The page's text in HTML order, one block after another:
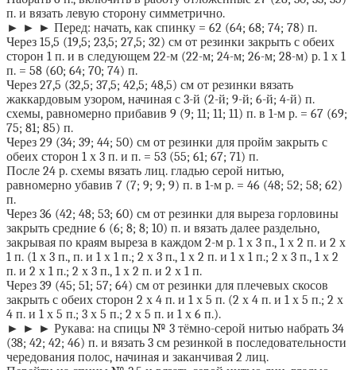
п. и вязать левую сторону симметрично.
► ► ► Перед: начать, как спинку = 62 (64; 68; 74; 78) п.
Через 15,5 (19,5; 23,5; 27,5; 32) см от резинки закрыть с обеих
сторон 1 п. и в следующем 22-м (22-м; 24-м; 26-м; 28-м) р. 1 х 1
п. = 58 (60; 64; 70; 74) п.
Через 27,5 (32,5; 37,5; 42,5; 48,5) см от резинки вязать
жаккардовым узором, начиная с 3-й (2-й; 9-й; 6-й; 4-й) п.
схемы, равномерно прибавив 9 (9; 11; 11; 11) п. в 1-м р. = 67 (69;
75; 81; 85) п.
Через 29 (34; 39; 44; 50) см от резинки для пройм закрыть с
обеих сторон 1 х 3 п. и п. = 53 (55; 61; 67; 71) п.
После 24 р. схемы вязать лиц. гладью серой нитью,
равномерно убавив 7 (7; 9; 9; 9) п. в 1-м р. = 46 (48; 52; 58; 62)
п.
Через 36 (42; 48; 53; 60) см от резинки для выреза горловины
закрыть средние 6 (6; 8; 8; 10) п. и вязать далее раздельно,
закрывая по краям выреза в каждом 2-м р. 1 х 3 п., 1 х 2 п. и 2 х
1 п. (1 х 3 п., п. и 1 х 1 п.; 2 х 3 п., 1 х 2 п. и 1 х 1 п.; 2 х 3 п., 1 х 2
п. и 2 х 1 п.; 2 х 3 п., 1 х 2 п. и 2 х 1 п.
Через 39 (45; 51; 57; 64) см от резинки для плечевых скосов
закрыть с обеих сторон 2 х 4 п. и 1 х 5 п. (2 х 4 п. и 1 х 5 п.; 2 х
4 п. и 1 х 5 п.; 3 х 5 п.; 2 х 5 п. и 1 х 6 п.).
► ► ► Рукава: на спицы № 3 тёмно-серой нитью набрать 34
(38; 42; 42; 46) п. и вязать 3 см резинкой в последовательности
чередования полос, начиная и заканчивая 2 лиц.